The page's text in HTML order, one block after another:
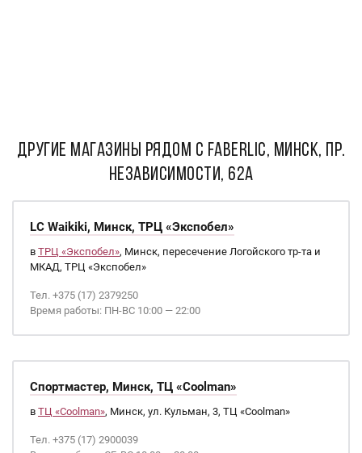
ДРУГИЕ МАГАЗИНЫ РЯДОМ С Faberlic, Минск, пр.
Независимости, 62а
LC Waikiki, Минск, ТРЦ «Экспобел»
в ТРЦ «Экспобел», Минск, пересечение Логойского тр-та и
МКАД, ТРЦ «Экспобел»
Тел. +375 (17) 2379250
Время работы: ПН-ВС 10:00 — 22:00
Спортмастер, Минск, ТЦ «Coolman»
в ТЦ «Coolman», Минск, ул. Кульман, 3, ТЦ «Coolman»
Тел. +375 (17) 2900039